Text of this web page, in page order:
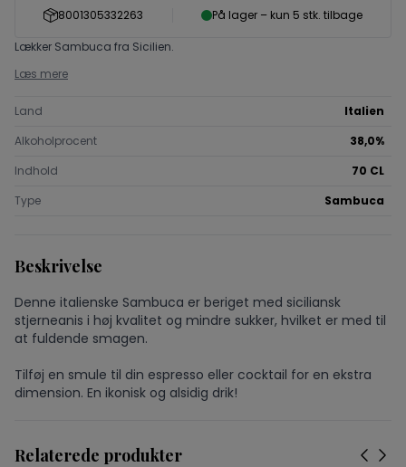
8001305332263 På lager – kun 5 stk. tilbage
Lækker Sambuca fra Sicilien.
Læs mere
Land
Italien
Alkoholprocent
38,0%
Indhold
70 CL
Type
Sambuca
Beskrivelse
Denne italienske Sambuca er beriget med siciliansk
stjerneanis i høj kvalitet og mindre sukker, hvilket er med til
at fuldende smagen.
Tilføj en smule til din espresso eller cocktail for en ekstra
dimension. En ikonisk og alsidig drik!
Relaterede produkter